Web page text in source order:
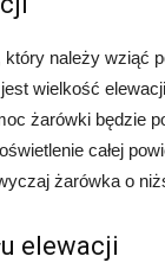
należy wziąć
wielkość
żarówki będzie
całej
żarówka o
elewacji